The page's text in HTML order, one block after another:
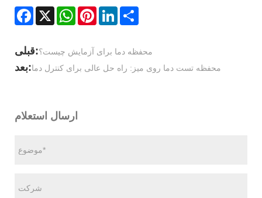
Facebook
X WhatsAppPinterestLinkedIn
قبلی:محفظه دما برای آزمایش چیست؟
بعد:محفظه تست دما روی میز: راه حل عالی برای کنترل دما
ارسال استعلام